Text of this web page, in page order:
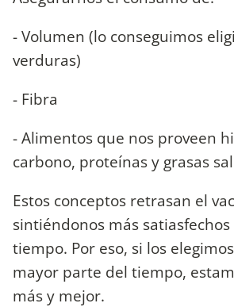
- Volumen (lo conseguimos
verduras)
- Fibra
- Alimentos que nos proveen
carbono, proteínas y grasas
Estos conceptos retrasan el
sintiéndonos más
tiempo. Por eso, si los
mayor parte del tiempo,
más y mejor.